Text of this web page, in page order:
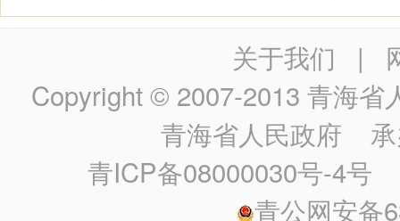
关于我们 |
Copyright © 2007-2013 青海省
青海省人民政府 承
青ICP备08000030号-4号
青公网安备